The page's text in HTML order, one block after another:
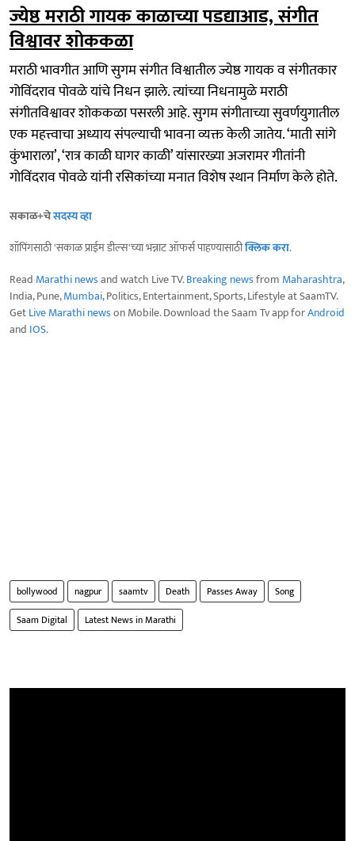
ज्येष्ठ मराठी गायक काळाच्या पडद्याआड, संगीत
विश्वावर शोककळा
मराठी भावगीत आणि सुगम संगीत विश्वातील ज्येष्ठ गायक व संगीतकार
गोविंदराव पोवळे यांचे निधन झाले. त्यांच्या निधनामुळे मराठी
संगीतविश्वावर शोककळा पसरली आहे. सुगम संगीताच्या सुवर्णयुगातील
एक महत्त्वाचा अध्याय संपल्याची भावना व्यक्त केली जातेय. ‘माती सांगे
कुंभाराला’, ‘रात्र काळी घागर काळी’ यांसारख्या अजरामर गीतांनी
गोविंदराव पोवळे यांनी रसिकांच्या मनात विशेष स्थान निर्माण केले होते.
सकाळ+चेसदस्य व्हा
शॉपिंगसाठी 'सकाळ प्राईम डील्स'च्या भन्नाट ऑफर्स पाहण्यासाठीक्लिक करा.
Read Marathi newsand watch Live TV.Breaking newsfrom Maharashtra,
India, Pune,Mumbai, Politics, Entertainment, Sports, Lifestyle at SaamTV.
GetLive Marathi newson Mobile. Download the Saam Tv app forAndroid
and IOS.
bollywood nagpur saamtv Death Passes Away
Song
Saam Digital
Latest News in Marathi